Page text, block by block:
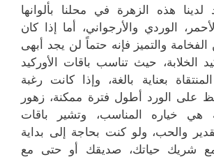
لدينا هذه الزهرة في محلنا بألوانها
الوردي والأرجواني، أما إذا كان
والتميز فإنه حتماً لن يجد أبهى
الخلابة، حيث تناسب باقات الأوركيد
بعناية بالغة، وإذا كانت رغبة
على الورد أطول فترة ممكنة، زهور
هي خياره المناسب، وتشير باقات
والحب، ولو كنت بحاجة إلى بداية
شريك حياتك، صديقك أو حتى مع